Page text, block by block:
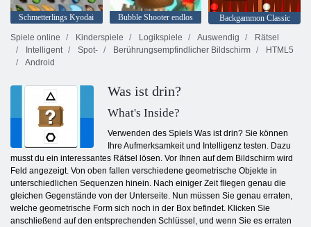
Schmetterlings Kyodai Bubble Shooter endlos
Backgammon Classic
Spiele online
Kinderspiele Logikspiele Auswendig
Rätsel
Intelligent
Spot- Berührungsempfindlicher Bildschirm
HTML5
Android
Was ist drin?
What's Inside?
Verwenden des Spiels Was ist drin? Sie können
Ihre Aufmerksamkeit und Intelligenz testen. Dazu
musst du ein interessantes Rätsel lösen. Vor Ihnen auf dem Bildschirm wird
Feld angezeigt. Von oben fallen verschiedene geometrische Objekte in
unterschiedlichen Sequenzen hinein. Nach einiger Zeit fliegen genau die
gleichen Gegenstände von der Unterseite. Nun müssen Sie genau erraten,
welche geometrische Form sich noch in der Box befindet. Klicken Sie
anschließend auf den entsprechenden Schlüssel, und wenn Sie es erraten